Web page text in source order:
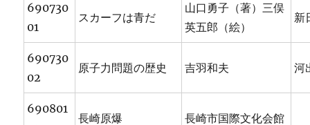
690730
01
スカーフは青だ
山口勇子（著）三俣
英五郎（絵）
新
690730
02
原子力問題の歴史 吉羽和夫 河
690801
長崎原爆 長崎市国際文化会館